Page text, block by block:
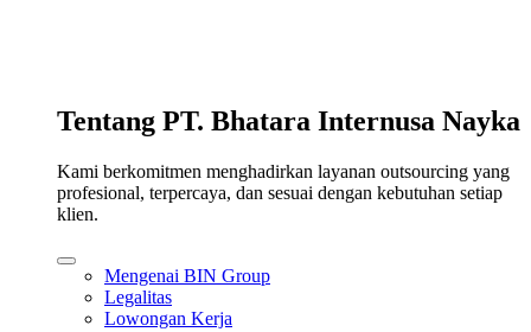
Tentang PT. Bhatara Internusa Nayka
Kami berkomitmen menghadirkan layanan outsourcing yang
profesional, terpercaya, dan sesuai dengan kebutuhan setiap
klien.
Mengenai BIN Group
Legalitas
Lowongan Kerja